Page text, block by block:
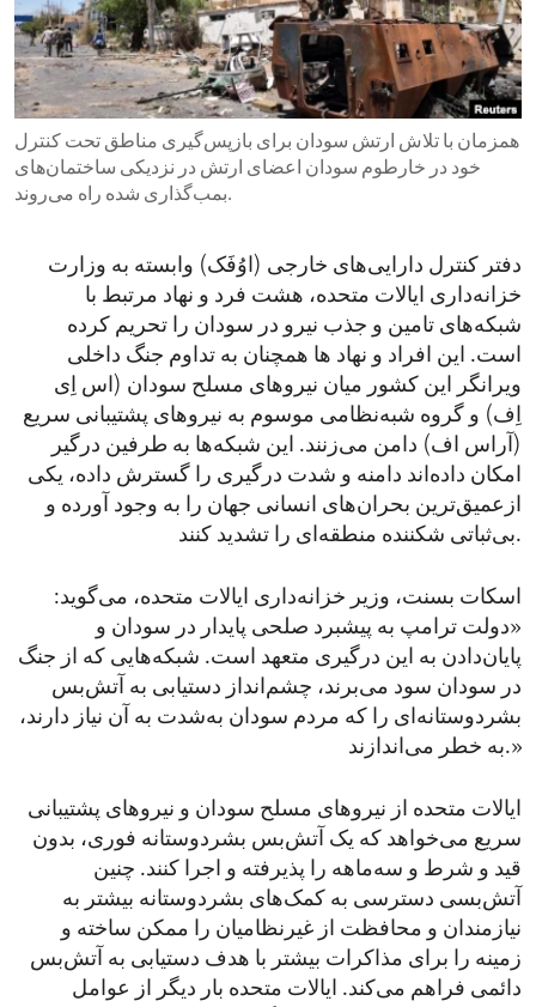
ENVIRONMENT AND HEALTH
IDEALS AND INSTITUTIONS
همزمان با تلاش ارتش سودان برای بازپس‌گیری مناطق تحت کنترل
خود در خارطوم سودان اعضای ارتش در نزدیکی ساختمان‌های
بمب‌گذاری شده راه می‌روند.
دفتر کنترل دارایی‌های خارجی (اوُفَک) وابسته به وزارت
خزانه‌داری ایالات متحده، هشت فرد و نهاد مرتبط با
شبکه‌های تامین و جذب نیرو در سودان را تحریم کرده
است. این افراد و نهاد ها همچنان به تداوم جنگ داخلی
ویرانگر این کشور میان نیروهای مسلح سودان (اس اِی
اِف) و گروه شبه‌نظامی موسوم به نیروهای پشتیبانی سریع
(آراس ‌اف) دامن می‌زنند. این شبکه‌ها به طرفین درگیر
امکان داده‌اند دامنه و شدت درگیری را گسترش داده، یکی
ازعمیق‌ترین بحران‌های انسانی جهان را به ‌وجود آورده و
بی‌ثباتی شکننده منطقه‌ای را تشدید کنند.
اسکات بسنت، وزیر خزانه‌داری ایالات متحده، می‌گوید:
«دولت ترامپ به پیشبرد صلحی پایدار در سودان و
پایان‌دادن به این درگیری متعهد است. شبکه‌هایی که از جنگ
در سودان سود می‌برند، چشم‌انداز دستیابی به آتش‌بس
بشردوستانه‌ای را که مردم سودان به‌شدت به آن نیاز دارند،
به خطر می‌اندازند.»
ایالات متحده از نیروهای مسلح سودان و نیروهای پشتیبانی
سریع می‌خواهد که یک آتش‌بس بشردوستانه فوری، بدون
قید و شرط و سه‌ماهه را پذیرفته و اجرا کنند. چنین
آتش‌بسی دسترسی به کمک‌های بشردوستانه بیشتر به
نیازمندان و محافظت از غیرنظامیان را ممکن ساخته و
زمینه را برای مذاکرات بیشتر با هدف دستیابی به آتش‌بس
دائمی فراهم می‌کند. ایالات متحده بار دیگر از عوامل